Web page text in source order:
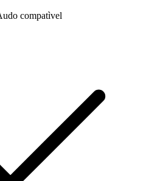
compatìvel